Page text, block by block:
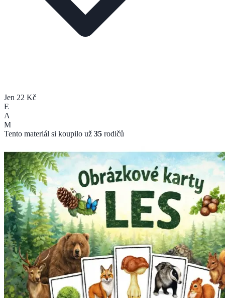
Jen 22 Kč
E
A
M
Tento materiál si koupilo už 35 rodičů